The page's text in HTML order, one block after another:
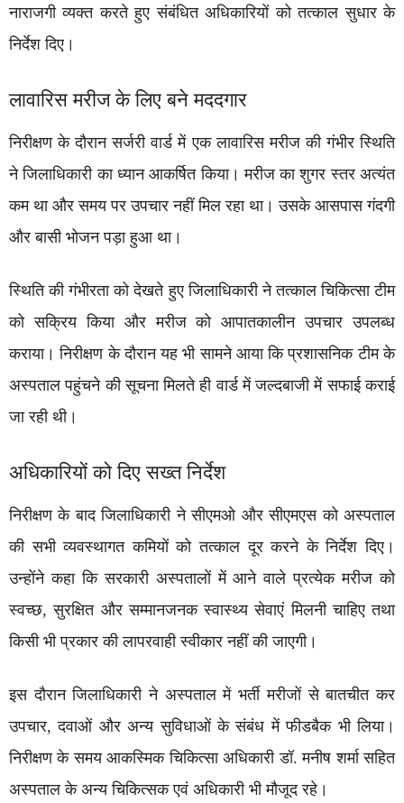
नाराजगी व्यक्त करते हुए संबंधित अधिकारियों को तत्काल सुधार के
निर्देश दिए।
लावारिस मरीज के लिए बने मददगार
निरीक्षण के दौरान सर्जरी वार्ड में एक लावारिस मरीज की गंभीर स्थिति
ने जिलाधिकारी का ध्यान आकर्षित किया। मरीज का शुगर स्तर अत्यंत
कम था और समय पर उपचार नहीं मिल रहा था। उसके आसपास गंदगी
और बासी भोजन पड़ा हुआ था।
स्थिति की गंभीरता को देखते हुए जिलाधिकारी ने तत्काल चिकित्सा टीम
को सक्रिय किया और मरीज को आपातकालीन उपचार उपलब्ध
कराया। निरीक्षण के दौरान यह भी सामने आया कि प्रशासनिक टीम के
अस्पताल पहुंचने की सूचना मिलते ही वार्ड में जल्दबाजी में सफाई कराई
जा रही थी।
अधिकारियों को दिए सख्त निर्देश
निरीक्षण के बाद जिलाधिकारी ने सीएमओ और सीएमएस को अस्पताल
की सभी व्यवस्थागत कमियों को तत्काल दूर करने के निर्देश दिए।
उन्होंने कहा कि सरकारी अस्पतालों में आने वाले प्रत्येक मरीज को
स्वच्छ, सुरक्षित और सम्मानजनक स्वास्थ्य सेवाएं मिलनी चाहिए तथा
किसी भी प्रकार की लापरवाही स्वीकार नहीं की जाएगी।
इस दौरान जिलाधिकारी ने अस्पताल में भर्ती मरीजों से बातचीत कर
उपचार, दवाओं और अन्य सुविधाओं के संबंध में फीडबैक भी लिया।
निरीक्षण के समय आकस्मिक चिकित्सा अधिकारी डॉ. मनीष शर्मा सहित
अस्पताल के अन्य चिकित्सक एवं अधिकारी भी मौजूद रहे।